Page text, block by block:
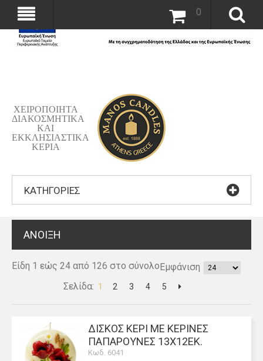
ΧΕΙΡΟΠΟΙΗΤΑ
ΔΙΑΚΟΣΜΗΤΙΚΑ
ΚΑΙ
ΕΚΚΛΗΣΙΑΣΤΙΚΑ
ΚΕΡΙΑ
0
ΚΑΤΗΓΟΡΊΕΣ
AΝΟΙΞΗ
Είδη 1 εώς 24 από 126 στο σύνολο Εμφάνιση
Σελίδα: 1 2 3 4 5
ΔΊΣΚΟΣ ΚΕΡΊ ΜΕ ΚΈΡΙΝΕΣ
ΠΑΠΑΡΟΎΝΕΣ 13Χ12ΕΚ.
Κωδ. 6041